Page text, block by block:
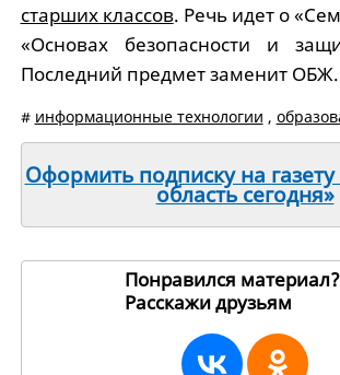
старших классов. Речь идет о
«Основах безопасности и
Последний предмет заменит ОБЖ.
# информационные технологии ,
Оформить подписку на
область сегодня»
Понравился материал?
Расскажи друзьям